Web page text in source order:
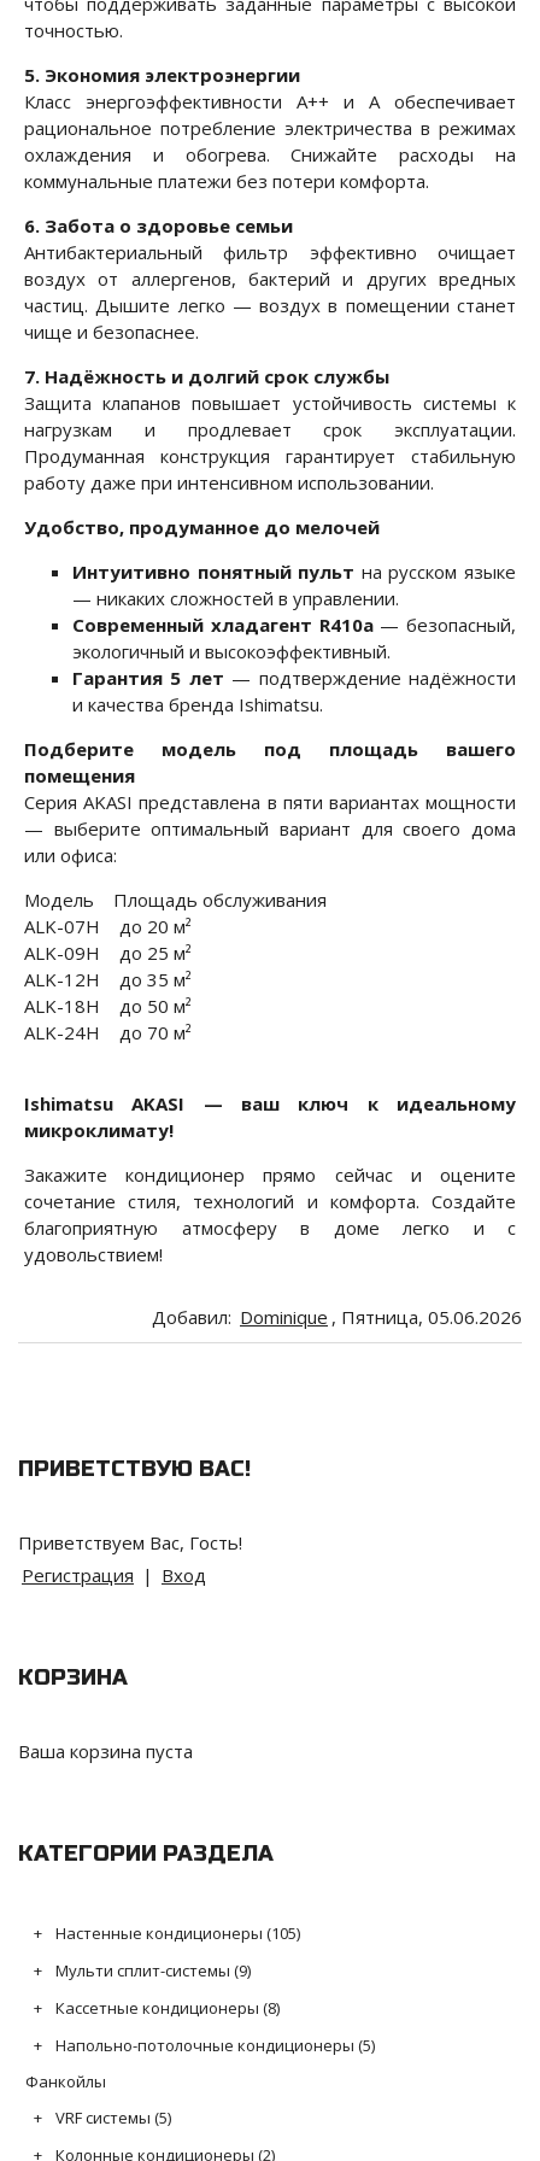
точностью.
5. Экономия электроэнергии
Класс энергоэффективности A++ и A обеспечивает
рациональное потребление электричества в режимах
охлаждения и обогрева. Снижайте расходы на
коммунальные платежи без потери комфорта.
6. Забота о здоровье семьи
Антибактериальный фильтр эффективно очищает
воздух от аллергенов, бактерий и других вредных
частиц. Дышите легко — воздух в помещении станет
чище и безопаснее.
7. Надёжность и долгий срок службы
Защита клапанов повышает устойчивость системы к
нагрузкам и продлевает срок эксплуатации.
Продуманная конструкция гарантирует стабильную
работу даже при интенсивном использовании.
Удобство, продуманное до мелочей
Интуитивно понятный пульт на русском языке
— никаких сложностей в управлении.
Современный хладагент R410a— безопасный,
экологичный и высокоэффективный.
Гарантия 5 лет — подтверждение надёжности
и качества бренда Ishimatsu.
Подберите модель под площадь вашего
помещения
Серия AKASI представлена в пяти вариантах мощности
— выберите оптимальный вариант для своего дома
или офиса:
Модель Площадь обслуживания
ALK-07H до 20 м²
ALK-09H до 25 м²
ALK-12H до 35 м²
ALK-18H до 50 м²
ALK-24H до 70 м²
Ishimatsu AKASI — ваш ключ к идеальному
микроклимату!
Закажите кондиционер прямо сейчас и оцените
сочетание стиля, технологий и комфорта. Создайте
благоприятную атмосферу в доме легко и с
удовольствием!
Добавил: Dominique , Пятница, 05.06.2026
ПРИВЕТСТВУЮ ВАС!
Приветствуем Вас, Гость!
Регистрация | Вход
КОРЗИНА
Ваша корзина пуста
КАТЕГОРИИ РАЗДЕЛА
Настенные кондиционеры (105)
Мульти сплит-системы (9)
Кассетные кондиционеры (8)
Напольно-потолочные кондиционеры (5)
Фанкойлы
VRF системы (5)
Колонные кондиционеры (2)